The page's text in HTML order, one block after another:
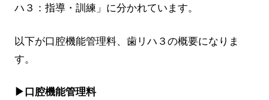
ハ３：指導・訓練」に分かれています。
以下が口腔機能管理料、歯リハ３の概要になりま
す。
▶口腔機能管理料